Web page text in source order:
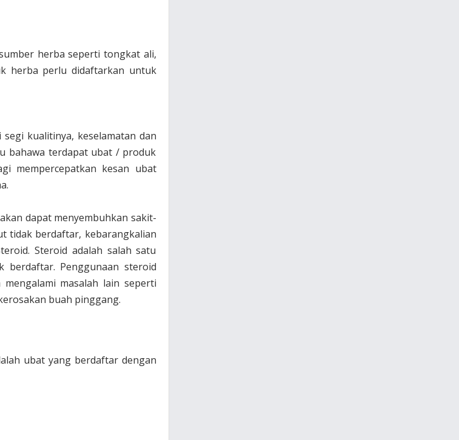
herba seperti tongkat ali,
herba perlu didaftarkan untuk
kualitinya, keselamatan dan
bahawa terdapat ubat / produk
mempercepatkan kesan ubat
dapat menyembuhkan sakit-
tidak berdaftar, kebarangkalian
Steroid adalah salah satu
berdaftar. Penggunaan steroid
masalah lain seperti
buah pinggang.
ubat yang berdaftar dengan